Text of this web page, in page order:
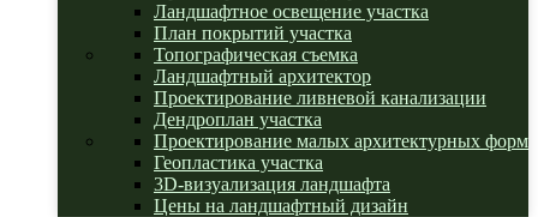
Ландшафтное освещение участка
План покрытий участка
Топографическая съемка
Ландшафтный архитектор
Проектирование ливневой канализации
Дендроплан участка
Проектирование малых архитектурных форм
Геопластика участка
3D-визуализация ландшафта
Цены на ландшафтный дизайн